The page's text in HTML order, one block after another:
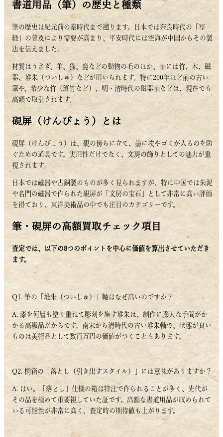
書道用品（筆）の歴史と種類
筆の歴史は紀元前の秦時代まで遡ります。日本では奈良時代の「写
経」の普及により需要が高まり、平安時代には空海が中国からその製
法を伝えました。
材質はうさぎ、羊、猫、鹿などの動物の毛のほか、軸には竹、木、磁
器、堆朱（ついしゅ）などが用いられます。特に200年ほど前の古い
筆や、希少な竹（班竹など）、明・清時代の磁器軸などは、現在でも
高額で取引されます。
硯屏（けんびょう）とは
硯屏（けんびょう）は、硯の傍らに立て、墨に埃やゴミが入るのを防
ぐための道具です。実用性だけでなく、文房の飾りとしての魅力が重
視されます。
日本では磁器や古銅製のものが多く見られますが、特に中国では朱泥
や名門の磁器で作られた硯屏が「文房の宝石」として非常に高い評価
を得ており、東洋美術品の中でも注目のカテゴリーです。
筆・硯屏の高額買取チェック項目
査定では、以下の8つのポイントを中心に価値を算出させていただき
ます。
Q1. 筆の「堆朱（ついしゅ）」軸はなぜ高いのですか？
A. 漆を何層も塗り重ねて彫刻を施す堆朱は、制作に膨大な手間がか
かる高級品だからです。南宋から清時代の古い堆朱軸で、状態が良い
ものは美術品として数百万円の価値がつくこともあります。
Q2. 桐箱の「落とし（引き出すスタイル）」には意味がありますか？
A. はい。「落とし」仕様の箱は特注で作られることが多く、先代が
その品を極めて重要視していた証です。高額な書道用品が収められて
いる可能性が非常に高く、査定時の期待値も上がります。